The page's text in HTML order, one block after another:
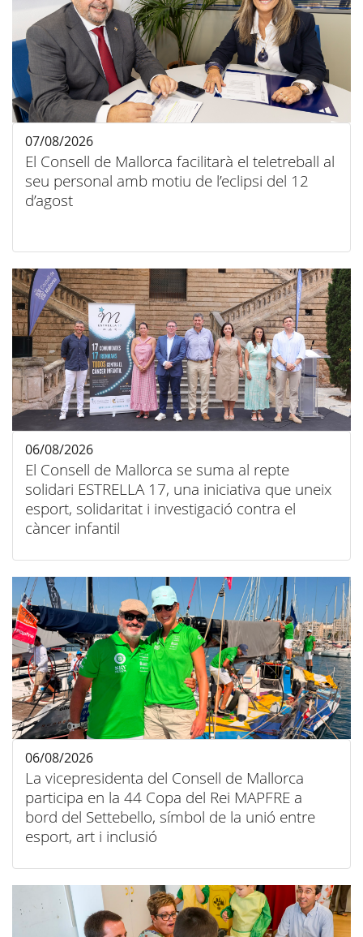
El Consell de Mallorca facilitarà el teletreball al
seu personal amb motiu de l’eclipsi del 12
d’agost
07/08/2026
El Consell de Mallorca se suma al repte
solidari ESTRELLA 17, una iniciativa que uneix
esport, solidaritat i investigació contra el
càncer infantil
06/08/2026
La vicepresidenta del Consell de Mallorca
participa en la 44 Copa del Rei MAPFRE a
bord del Settebello, símbol de la unió entre
esport, art i inclusió
06/08/2026